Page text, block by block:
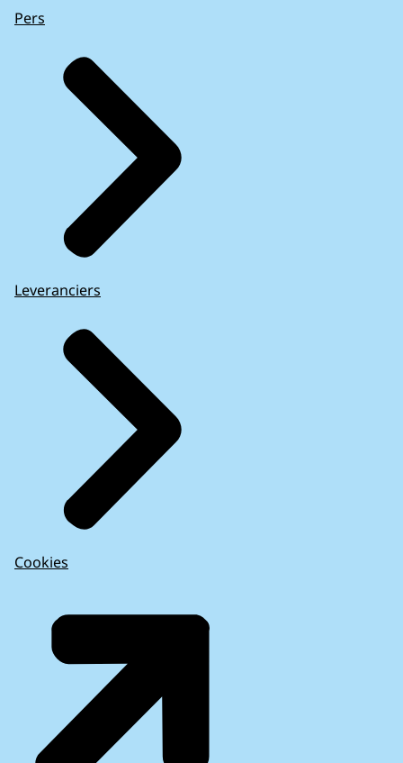
Pers
Leveranciers
Cookies